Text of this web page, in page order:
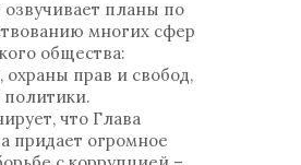
планы по
многих сфер
общества:
охраны прав и свобод,
что Глава
придает огромное